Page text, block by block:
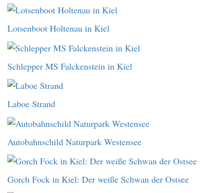
Lotsenboot Holtenau in Kiel
Schlepper MS Falckenstein in Kiel
Laboe Strand
Autobahnschild Naturpark Westensee
Gorch Fock in Kiel: Der weiße Schwan der Ostsee